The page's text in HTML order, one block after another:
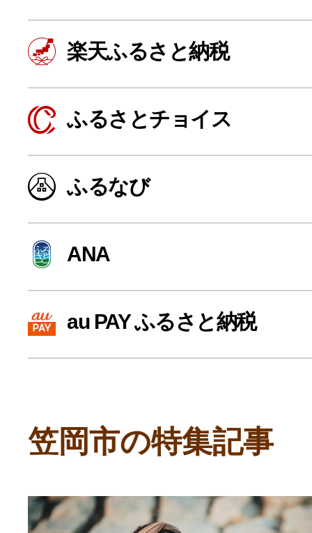
よく見られている返礼品
ふるさと納税徹底比較
寄付上限額シミュレーション
副業・パラレルワーカー
個人事業主・フリーラン
楽天ふるさと納税
ふるさとチョイス
ふるなび
ANA
au PAY ふるさと納税
笠岡市の特集記事